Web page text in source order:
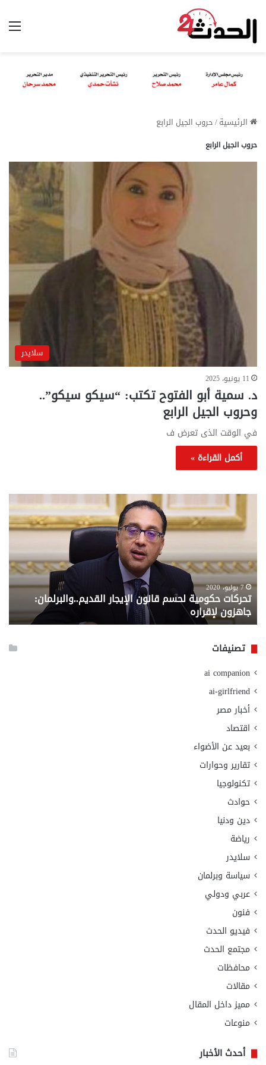
الرئيسية/حروب الجيل الرابع
حروب الجيل الرابع
سلايدر
11 يونيو، 2025
د. سمية أبو الفتوح تكتب: “سيكو سيكو”..
وحروب الجيل الرابع
في الوقت الذى تعرض ف
أكمل القراءة »
تحركات
حكومية
لحسم
قانون
القديم..والبرلمان:
جاهزون
لإقراره
7 يوليو، 2020
تحركات حكومية لحسم قانون الإيجار القديم..والبرلمان:
جاهزون لإقراره
..
من
تصنيفات
ai companion
ai-girlfriend
أخبار مصر
اقتصاد
بعيد عن الأضواء
تقارير وحوارات
تكنولوجيا
حوادث
دين ودنيا
رياضة
سلايدر
سياسة وبرلمان
عربي ودولي
فنون
فيديو الحدث
مجتمع الحدث
محافظات
مقالات
مميز داخل المقال
منوعات
أحدث الأخبار